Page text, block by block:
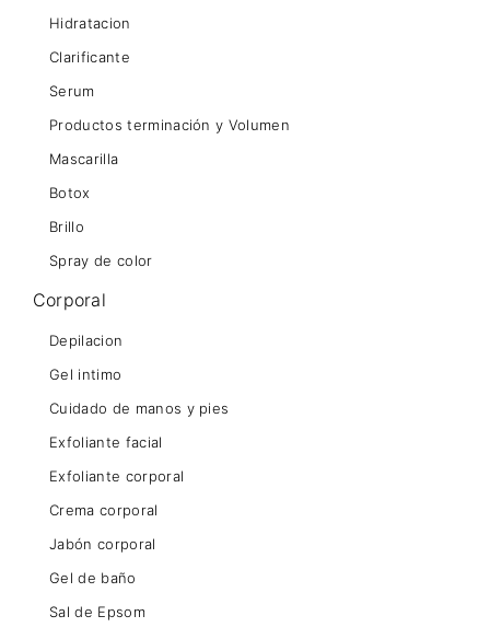
Hidratacion
Clarificante
Serum
Productos terminación y Volumen
Mascarilla
Botox
Brillo
Spray de color
Corporal
Depilacion
Gel intimo
Cuidado de manos y pies
Exfoliante facial
Exfoliante corporal
Crema corporal
Jabón corporal
Gel de baño
Sal de Epsom